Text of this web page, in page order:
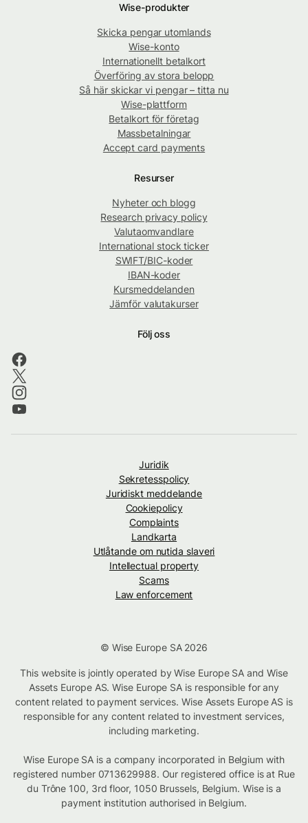
Wise-produkter
Skicka pengar utomlands
Wise-konto
Internationellt betalkort
Överföring av stora belopp
Så här skickar vi pengar – titta nu
Wise-plattform
Betalkort för företag
Massbetalningar
Accept card payments
Resurser
Nyheter och blogg
Research privacy policy
Valutaomvandlare
International stock ticker
SWIFT/BIC-koder
IBAN-koder
Kursmeddelanden
Jämför valutakurser
Följ oss
Juridik
Sekretesspolicy
Juridiskt meddelande
Cookiepolicy
Complaints
Landkarta
Utlåtande om nutida slaveri
Intellectual property
Scams
Law enforcement
© Wise Europe SA 2026
This website is jointly operated by Wise Europe SA and Wise
Assets Europe AS. Wise Europe SA is responsible for any
content related to payment services. Wise Assets Europe AS is
responsible for any content related to investment services,
including marketing.
Wise Europe SA is a company incorporated in Belgium with
registered number 0713629988. Our registered office is at Rue
du Trône 100, 3rd floor, 1050 Brussels, Belgium. Wise is a
payment institution authorised in Belgium.